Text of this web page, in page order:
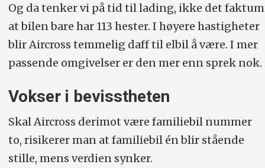
Og da tenker vi på tid til lading, ikke det faktum
at bilen bare har 113 hester. I høyere hastigheter
blir Aircross temmelig daff til elbil å være. I mer
passende omgivelser er den mer enn sprek nok.
Vokser i bevisstheten
Skal Aircross derimot være familiebil nummer
to, risikerer man at familiebil én blir stående
stille, mens verdien synker.